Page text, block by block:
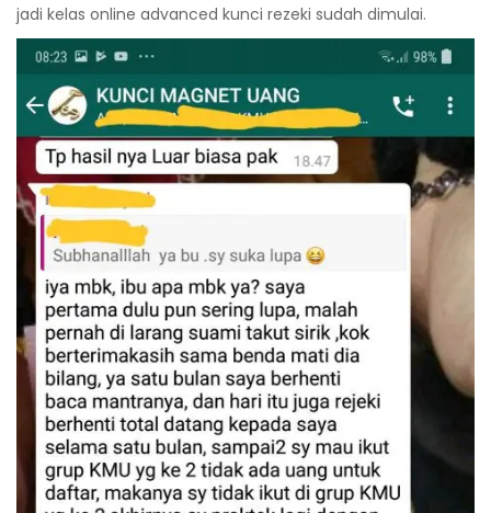
jadi kelas online advanced kunci rezeki sudah dimulai.